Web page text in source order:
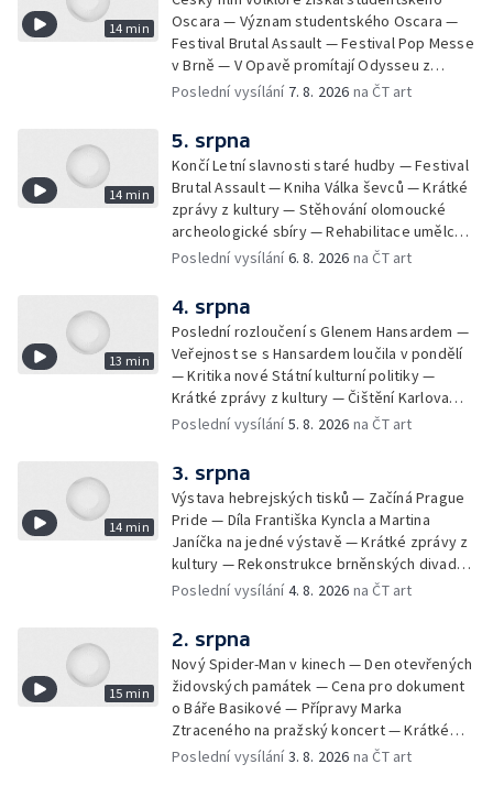
14 min
Oscara — Význam studentského Oscara —
Festival Brutal Assault — Festival Pop Messe
v Brně — V Opavě promítají Odysseu z
filmového pásu
Poslední vysílání 7. 8. 2026 na ČT art
14 min
5. srpna
Končí Letní slavnosti staré hudby — Festival
Brutal Assault — Kniha Válka ševců — Krátké
zprávy z kultury — Stěhování olomoucké
archeologické sbíry — Rehabilitace umělce
Milana Knížáka — Trailer na film Osamělý vlk
Poslední vysílání6. 8. 2026 na ČT art
13 min
4. srpna
Poslední rozloučení s Glenem Hansardem —
Veřejnost se s Hansardem loučila v pondělí
— Kritika nové Státní kulturní politiky —
Krátké zprávy z kultury — Čištění Karlova
mostu — Archeologický výzkum na
neslyšící
Poslední vysílání5. 8. 2026 na ČT art
14 min
3. srpna
Výstava hebrejských tisků — Začíná Prague
Pride — Díla Františka Kyncla a Martina
Janíčka na jedné výstavě — Krátké zprávy z
kultury — Rekonstrukce brněnských divadel
— Budoucnost Knihovny Václava Havla —
Kulturní tipy
Poslední vysílání4. 8. 2026 na ČT art
15 min
2. srpna
Nový Spider-Man v kinech — Den otevřených
židovských památek — Cena pro dokument
o Báře Basikové — Přípravy Marka
Ztraceného na pražský koncert — Krátké
zprávy z kultury — Nález historických
Poslední vysílání3. 8. 2026 na ČT art